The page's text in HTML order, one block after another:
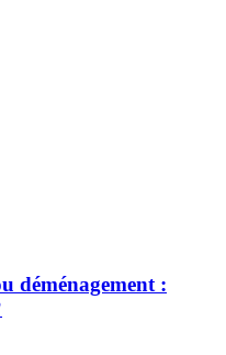
déménagement :